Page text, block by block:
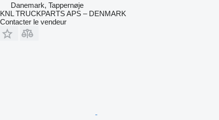
Danemark, Tappernøje
KNL TRUCKPARTS APS – DENMARK
Contacter le vendeur